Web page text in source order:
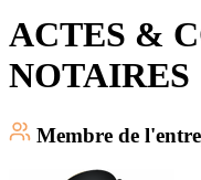
ACTES &
NOTAIRES
Membre de